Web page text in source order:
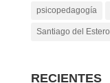
psicopedagogía
Santiago del Estero
RECIENTES